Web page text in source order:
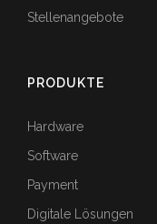
Stellenangebote
PRODUKTE
Hardware
Software
Payment
Digitale Lösungen